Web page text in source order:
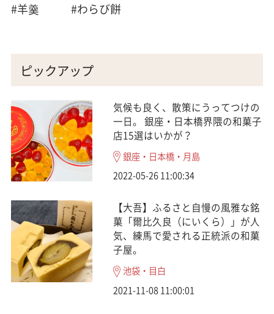
#羊羹
#わらび餅
ピックアップ
気候も良く、散策にうってつけの
一日。 銀座・日本橋界隈の和菓子
店15選はいかが？
銀座・日本橋・月島
2022-05-26 11:00:34
【大吾】ふるさと自慢の風雅な銘
菓「爾比久良（にいくら）」が人
気、練馬で愛される正統派の和菓
子屋。
池袋・目白
2021-11-08 11:00:01